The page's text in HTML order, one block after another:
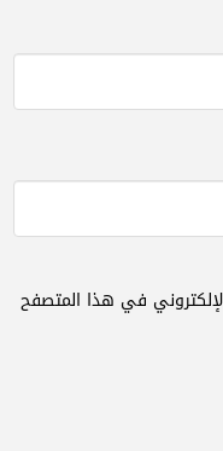
في هذا المتصفح